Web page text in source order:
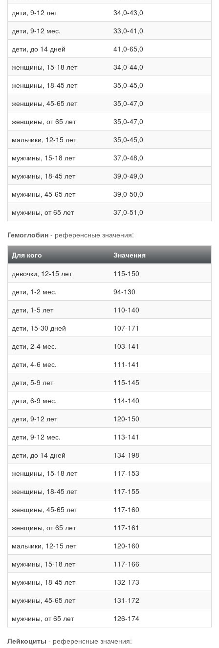
дети, 9-12 лет
34,0-43,0
дети, 9-12 мес.
33,0-41,0
дети, до 14 дней
41,0-65,0
женщины, 15-18 лет
34,0-44,0
женщины, 18-45 лет
35,0-45,0
женщины, 45-65 лет
35,0-47,0
женщины, от 65 лет
35,0-47,0
мальчики, 12-15 лет
35,0-45,0
мужчины, 15-18 лет
37,0-48,0
мужчины, 18-45 лет
39,0-49,0
мужчины, 45-65 лет
39,0-50,0
мужчины, от 65 лет
37,0-51,0
Гемоглобин - референсные значения:
Для кого
Значения
девочки, 12-15 лет
115-150
дети, 1-2 мес.
94-130
дети, 1-5 лет
110-140
дети, 15-30 дней
107-171
дети, 2-4 мес.
103-141
дети, 4-6 мес.
111-141
дети, 5-9 лет
115-145
дети, 6-9 мес.
114-140
дети, 9-12 лет
120-150
дети, 9-12 мес.
113-141
дети, до 14 дней
134-198
женщины, 15-18 лет
117-153
женщины, 18-45 лет
117-155
женщины, 45-65 лет
117-160
женщины, от 65 лет
117-161
мальчики, 12-15 лет
120-160
мужчины, 15-18 лет
117-166
мужчины, 18-45 лет
132-173
мужчины, 45-65 лет
131-172
мужчины, от 65 лет
126-174
Лейкоциты - референсные значения: